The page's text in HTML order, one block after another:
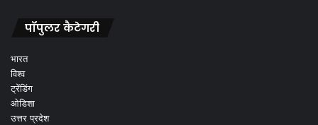
पॉपुलर कैटेगरी
भारत
विश्व
ट्रेंडिंग
ओडिशा
उत्तर प्रदेश